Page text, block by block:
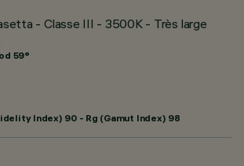
- Classe III - 3500K - Très large
59°
Index) 90 - Rg (Gamut Index) 98